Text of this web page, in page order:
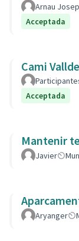
Arnau
Acceptada
Cami
Acceptada
Mantenir
Javier
Aryanger